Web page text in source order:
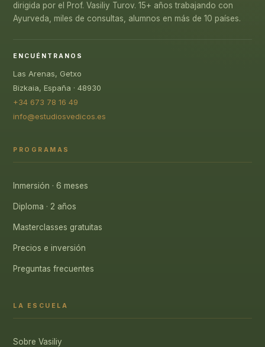
dirigida por el Prof. Vasiliy Turov. 15+ años trabajando con
Ayurveda, miles de consultas, alumnos en más de 10 países.
ENCUÉNTRANOS
Las Arenas, Getxo
Bizkaia, España · 48930
+34 673 78 16 49
info@estudiosvedicos.es
PROGRAMAS
Inmersión · 6 meses
Diploma · 2 años
Masterclasses gratuitas
Precios e inversión
Preguntas frecuentes
LA ESCUELA
Sobre Vasiliy